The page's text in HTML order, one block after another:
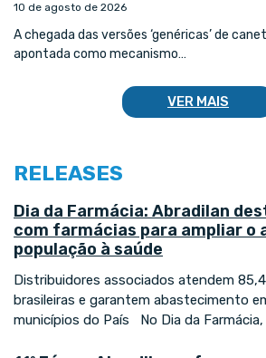
10 de agosto de 2026
A chegada das versões ‘genéricas’ de
apontada como mecanismo…
VER MAIS
RELEASES
Dia da Farmácia: Abradilan
com farmácias para ampliar o
população à saúde
Distribuidores associados atendem
brasileiras e garantem abastecimento
municípios do País No Dia da